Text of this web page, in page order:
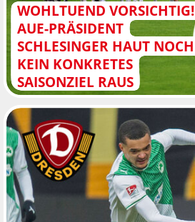
WOHLTUEND VORSICHTIG!
AUE-PRÄSIDENT
SCHLESINGER HAUT NOCH
KEIN KONKRETES
SAISONZIEL RAUS